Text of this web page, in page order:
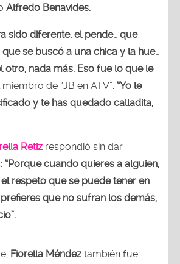
Alfredo Benavides.
sido diferente, el pende… que
se buscó a una chica y la hue…
otro, nada más. Eso fue lo que le
de “JB en ATV”. “Yo le
y te has quedado calladita,
Retiz respondió sin dar
“Porque cuando quieres a alguien,
respeto que se puede tener en
que no sufran los demás,
Fiorella Méndez también fue